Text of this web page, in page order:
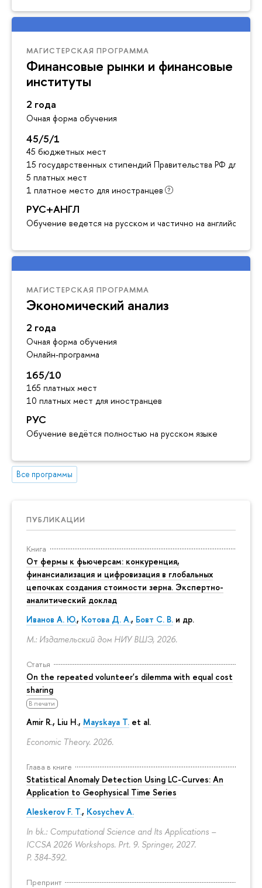
МАГИСТЕРСКАЯ ПРОГРАММА
Финансовые рынки и финансовые
институты
2 года
Очная форма обучения
45/5/1
45 бюджетных мест
15 государственных стипендий Правительства РФ для
5 платных мест
1 платное место для иностранцев
РУС+АНГЛ
Обучение ведется на русском и частично на английском
МАГИСТЕРСКАЯ ПРОГРАММА
Экономический анализ
2 года
Очная форма обучения
Онлайн-программа
165/10
165 платных мест
10 платных мест для иностранцев
РУС
Обучение ведётся полностью на русском языке
Все программы
ПУБЛИКАЦИИ
Книга
От фермы к фьючерсам: конкуренция,
финансиализация и цифровизация в глобальных
цепочках создания стоимости зерна. Экспертно-
аналитический доклад
Иванов А. Ю., Котова Д. А., Бовт С. В. и др.
М.: Издательский дом НИУ ВШЭ, 2026.
Статья
On the repeated volunteer's dilemma with equal cost
sharing
В печати
Amir R., Liu H., Mayskaya T. et al.
Economic Theory. 2026.
Глава в книге
Statistical Anomaly Detection Using LC-Curves: An
Application to Geophysical Time Series
Aleskerov F. T., Kosychev A.
In bk.: Computational Science and Its Applications –
ICCSA 2026 Workshops. Prt. 9. Springer, 2027.
P. 384-392.
Препринт